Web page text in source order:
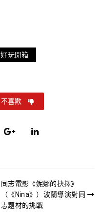
好玩開箱
不喜歡
同志電影《妮娜的抉擇》
（《Nina》）波蘭導演對同
志題材的挑戰